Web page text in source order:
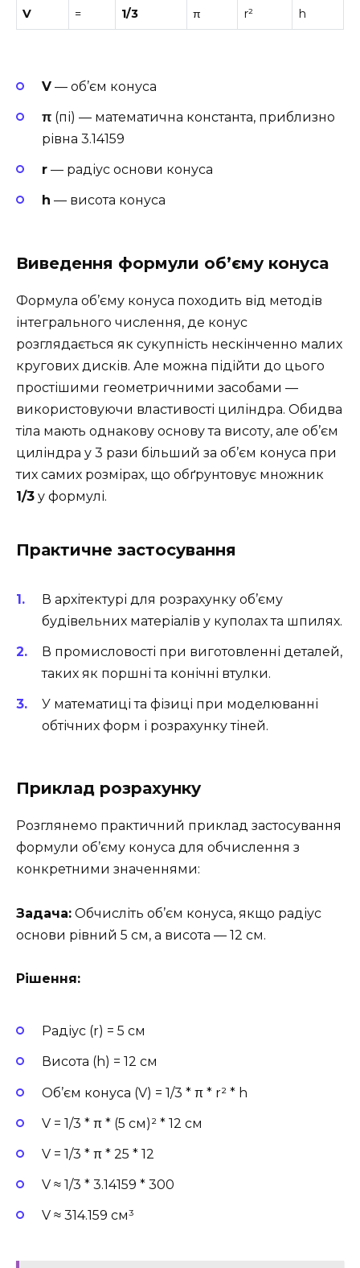
V = 1/3 π r² h
V — об’єм конуса
π (пі) — математична константа, приблизно
рівна 3.14159
r — радіус основи конуса
h — висота конуса
Виведення формули об’єму конуса
Формула об’єму конуса походить від методів
інтегрального числення, де конус
розглядається як сукупність нескінченно малих
кругових дисків. Але можна підійти до цього
простішими геометричними засобами —
використовуючи властивості циліндра. Обидва
тіла мають однакову основу та висоту, але об’єм
циліндра у 3 рази більший за об’єм конуса при
тих самих розмірах, що обґрунтовує множник
1/3 у формулі.
Практичне застосування
В архітектурі для розрахунку об’єму
будівельних матеріалів у куполах та шпилях.
В промисловості при виготовленні деталей,
таких як поршні та конічні втулки.
У математиці та фізиці при моделюванні
обтічних форм і розрахунку тіней.
Приклад розрахунку
Розглянемо практичний приклад застосування
формули об’єму конуса для обчислення з
конкретними значеннями:
Задача: Обчисліть об’єм конуса, якщо радіус
основи рівний 5 см, а висота — 12 см.
Рішення:
Радіус (r) = 5 см
Висота (h) = 12 см
Об’єм конуса (V) = 1/3 * π * r² * h
V = 1/3 * π * (5 см)² * 12 см
V = 1/3 * π * 25 * 12
V ≈ 1/3 * 3.14159 * 300
V ≈ 314.159 см³